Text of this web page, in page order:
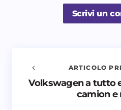
Scrivi un
Avvisami quando
ARTICOLO
Volkswagen a tutto
camion e